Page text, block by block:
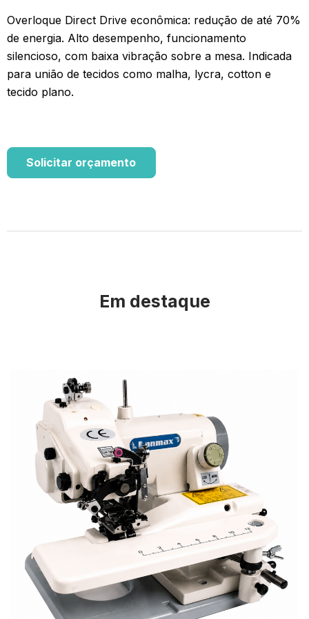
Overloque Direct Drive econômica: redução de até 70%
de energia. Alto desempenho, funcionamento
silencioso, com baixa vibração sobre a mesa. Indicada
para união de tecidos como malha, lycra, cotton e
tecido plano.
Solicitar orçamento
Em destaque